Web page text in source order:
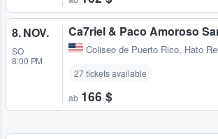
8. NOV.
SO
8:00 PM
Ca7riel & Paco Amoroso
Coliseo de Puerto Rico, Hato
27 tickets available
ab 166 $